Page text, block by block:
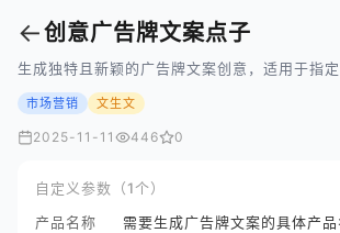
←创意广告牌文案点子
生成独特且新颖的广告牌文案创意，适用于指定
市场营销 文生文
2025-11-11 446 0
自定义参数（1个）
产品名称
需要生成广告牌文案的具体产